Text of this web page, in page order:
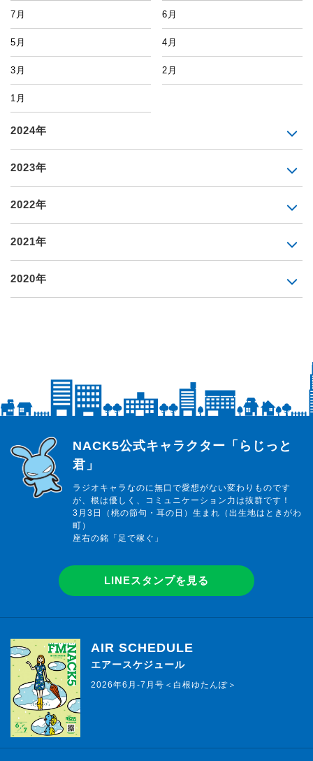
7月 6月
5月 4月
3月 2月
1月
2024年
2023年
2022年
2021年
2020年
らじっと君
NACK5公式キャラクター「らじっと
君」
ラジオキャラなのに無口で愛想がない変わりものです
が、根は優しく、コミュニケーション力は抜群です！
3月3日（桃の節句・耳の日）生まれ（出生地はときがわ
町）
座右の銘「足で稼ぐ」
LINEスタンプを見る
AIR SCHEDULE
エアースケジュール
2026年6月-7月号＜白根ゆたんぽ＞